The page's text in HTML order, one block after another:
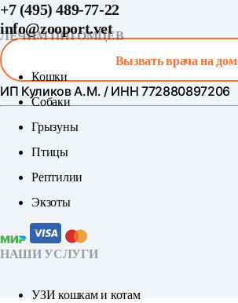
+7 (495) 489-77-22
info@zooport.vet
Вызвать врача на дом
ИП Куликов А.М. / ИНН 772880897206
ЛЕЧИМ ПИТОМЦЕВ
Кошки
Собаки
Грызуны
Птицы
Рептилии
Экзоты
НАШИ УСЛУГИ
УЗИ кошкам и котам